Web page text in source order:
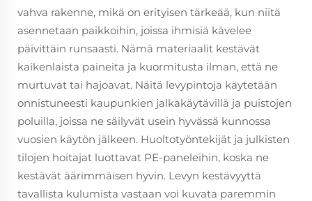
vahva rakenne, mikä on erityisen tärkeää, kun niitä
asennetaan paikkoihin, joissa ihmisiä kävelee
päivittäin runsaasti. Nämä materiaalit kestävät
kaikenlaista paineita ja kuormitusta ilman, että ne
murtuvat tai hajoavat. Näitä levypintoja käytetään
onnistuneesti kaupunkien jalkakäytävillä ja puistojen
poluilla, joissa ne säilyvät usein hyvässä kunnossa
vuosien käytön jälkeen. Huoltotyöntekijät ja julkisten
tilojen hoitajat luottavat PE-paneleihin, koska ne
kestävät äärimmäisen hyvin. Levyn kestävyyttä
tavallista kulumista vastaan voi kuvata paremmin